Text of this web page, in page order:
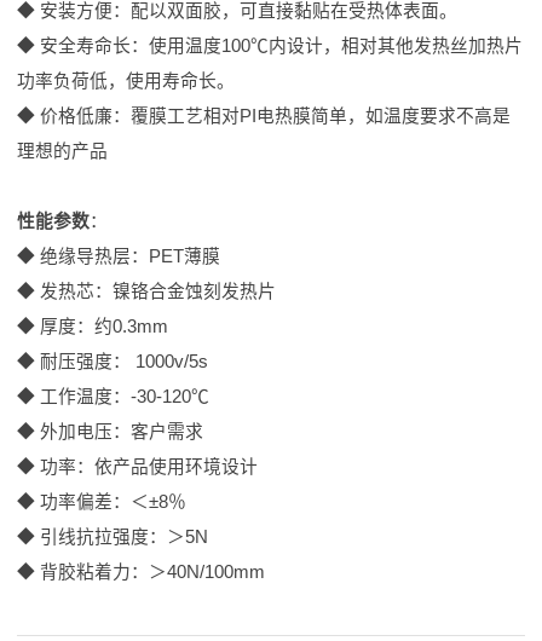
◆ 安装方便：配以双面胶，可直接黏贴在受热体表面。
◆ 安全寿命长：使用温度100℃内设计，相对其他发热丝加热片
功率负荷低，使用寿命长。
◆ 价格低廉：覆膜工艺相对PI电热膜简单，如温度要求不高是
理想的产品
性能参数：
◆ 绝缘导热层：PET薄膜
◆ 发热芯：镍铬合金蚀刻发热片
◆ 厚度：约0.3mm
◆ 耐压强度： 1000v/5s
◆ 工作温度：-30-120℃
◆ 外加电压：客户需求
◆ 功率：依产品使用环境设计
◆ 功率偏差：＜±8％
◆ 引线抗拉强度：＞5N
◆ 背胶粘着力：＞40N/100mm